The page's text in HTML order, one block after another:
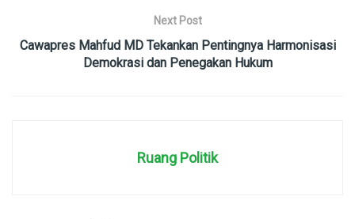
Next Post
Cawapres Mahfud MD Tekankan Pentingnya Harmonisasi
Demokrasi dan Penegakan Hukum
Ruang Politik